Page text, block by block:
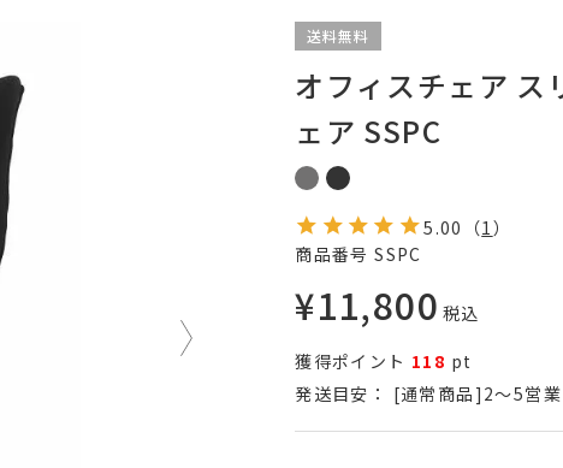
送料無料
オフィスチェア ス
ェア SSPC
5.00 （1）
商品番号 SSPC
¥11,800 税込
獲得ポイント 118 pt
発送目安：
[通常商品]2～5営